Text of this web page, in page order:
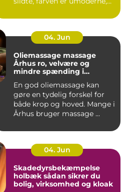
04. Jun
Oliemassage massage
Århus ro, velvære og
mindre spænding i
En god oliemassage kan
gøre en tydelig forskel for
både krop og hoved. Mange i
Århus bruger massage ...
04. Jun
Skadedyrsbekæmpelse
holbæk sådan sikrer du
bolig, virksomhed og kloak